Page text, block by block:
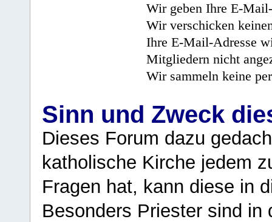
Wir geben Ihre E-
Wir verschicken
Ihre E-Mail-Adresse
Mitgliedern nicht
Wir sammeln keine
Sinn und Zweck
Dieses Forum dazu
katholische Kirche jedem
Fragen hat, kann diese in
Besonders Priester sind in